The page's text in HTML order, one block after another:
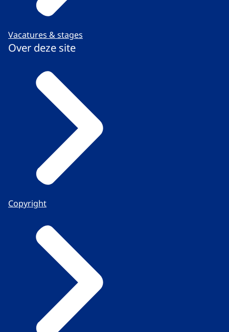
Vacatures & stages
Over deze site
Copyright